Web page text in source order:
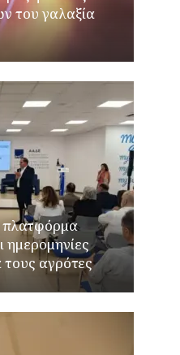
του γαλαξία
πλατφόρμα
τους αγρότες